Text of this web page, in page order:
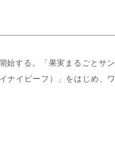
始する。「果実まるごとサン
ナイビーフ）」をはじめ、ワ